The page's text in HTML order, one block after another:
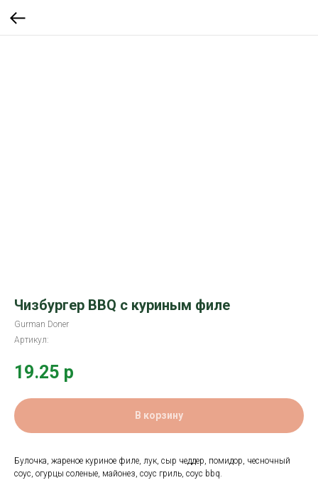
Чизбургер BBQ с куриным филе
Gurman Doner
Артикул:
19.25 р
В корзину
Булочка, жареное куриное филе, лук, сыр чеддер, помидор, чесночный
соус, огурцы соленые, майонез, соус гриль, соус bbq.